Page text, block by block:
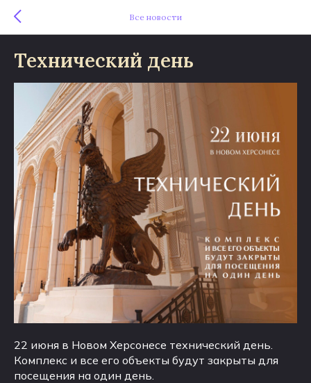
Все новости
Технический день
22 июня в Новом Херсонесе технический день.
Комплекс и все его объекты будут закрыты для
посещения на один день.